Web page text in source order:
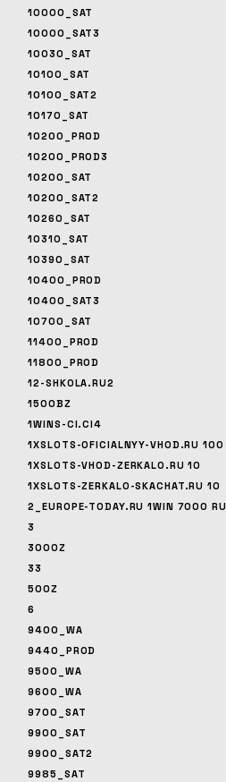
10000_SAT
10000_SAT3
10030_SAT
10100_SAT
10100_SAT2
10170_SAT
10200_PROD
10200_PROD3
10200_SAT
10200_SAT2
10260_SAT
10310_SAT
10390_SAT
10400_PROD
10400_SAT3
10700_SAT
11400_PROD
11800_PROD
12-SHKOLA.RU2
1500BZ
1WINS-CI.CI4
1XSLOTS-OFICIALNYY-VHOD.RU 100
1XSLOTS-VHOD-ZERKALO.RU 10
1XSLOTS-ZERKALO-SKACHAT.RU 10
2_EUROPE-TODAY.RU 1WIN 7000 RU
3
3000Z
33
500Z
6
9400_WA
9440_PROD
9500_WA
9600_WA
9700_SAT
9900_SAT
9900_SAT2
9985_SAT